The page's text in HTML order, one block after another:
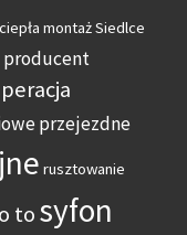
montaż Siedlce
producent
przejezdne
rusztowanie
tosyfon